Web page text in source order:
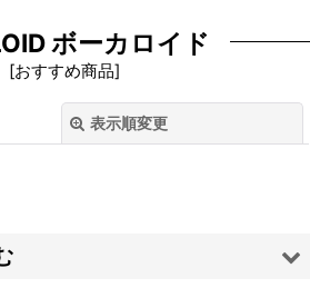
ボーカロイド
[おすすめ商品]
表示順変更